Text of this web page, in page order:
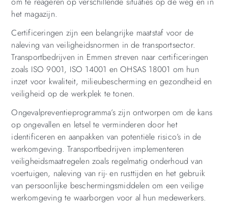
het magazijn.
Certificeringen zijn een belangrijke maatstaf voor de
naleving van veiligheidsnormen in de transportsector.
Transportbedrijven in Emmen streven naar certificeringen
zoals ISO 9001, ISO 14001 en OHSAS 18001 om hun
inzet voor kwaliteit, milieubescherming en gezondheid en
veiligheid op de werkplek te tonen.
Ongevalpreventieprogramma’s zijn ontworpen om de kans
op ongevallen en letsel te verminderen door het
identificeren en aanpakken van potentiële risico’s in de
werkomgeving. Transportbedrijven implementeren
veiligheidsmaatregelen zoals regelmatig onderhoud van
voertuigen, naleving van rij- en rusttijden en het gebruik
van persoonlijke beschermingsmiddelen om een veilige
werkomgeving te waarborgen voor al hun medewerkers.